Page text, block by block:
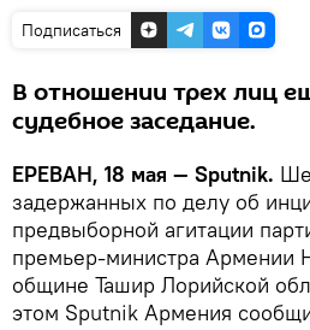
Подписаться
В отношении трех лиц
судебное заседание.
ЕРЕВАН, 18 мая — Sputnik.
задержанных по делу об
предвыборной агитации
премьер-министра Армении
общине Ташир Лорийской
этом Sputnik Армения